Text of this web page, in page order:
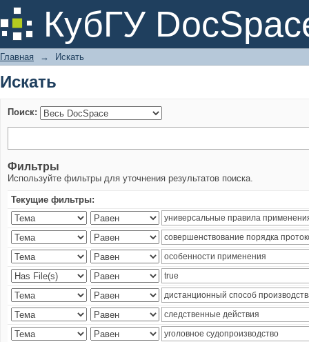
КубГУ
Искать
Главная → Искать
Искать
Поиск:
Фильтры
Используйте фильтры для уточнения результатов поиска.
Текущие фильтры: